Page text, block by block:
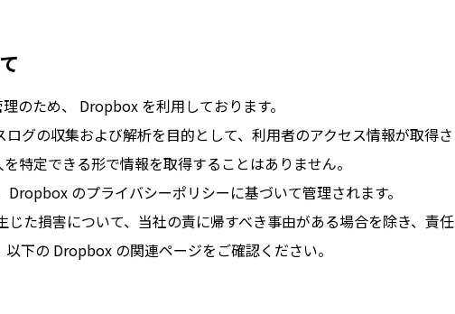
のため、 Dropbox を利用しております。
グの収集および解析を目的として、利用者のアクセス情報が取得さ
特定できる形で情報を取得することはありません。
のプライバシーポリシーに基づいて管理されます。
た損害について、当社の責に帰すべき事由がある場合を除き、責任
下の Dropbox の関連ページをご確認ください。